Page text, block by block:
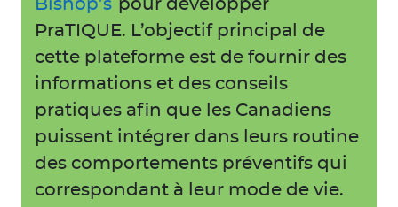
Bishop’s pour développer
PraTIQUE. L’objectif principal de
cette plateforme est de fournir des
informations et des conseils
pratiques afin que les Canadiens
puissent intégrer dans leurs routine
des comportements préventifs qui
correspondant à leur mode de vie.